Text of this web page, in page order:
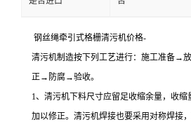
钢丝绳牵引式格栅清污机价格-
清污机制造按下列工艺进行：施工准备
正→防腐→验收。
1、清污机下料尺寸应留足收缩余量，收缩
加以修正。清污机焊接也要采用对称焊接